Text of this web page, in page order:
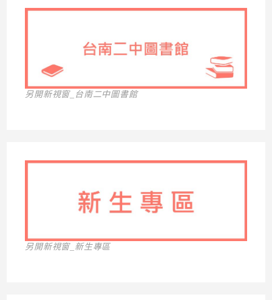
另開新視窗_台南二中圖書館
另開新視窗_新生專區